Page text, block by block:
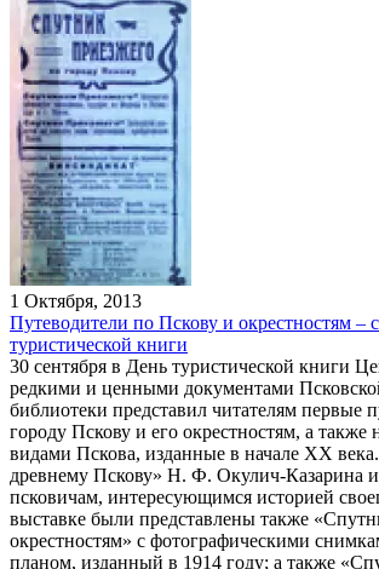
1 Октября, 2013
Путеводители по Пскову и окрестностям –
туристической книги
30 сентября в День туристической книги
редкими и ценными документами
библиотеки представил читателям первые
городу Пскову и его окрестностям, а также
видами Пскова, изданные в начале ХХ
древнему Пскову» Н. Ф. Окулич-Казарина
псковичам, интересующимся историей
выставке были представлены также
окрестностям» с фотографическими
планом, изданный в 1914 году; а также